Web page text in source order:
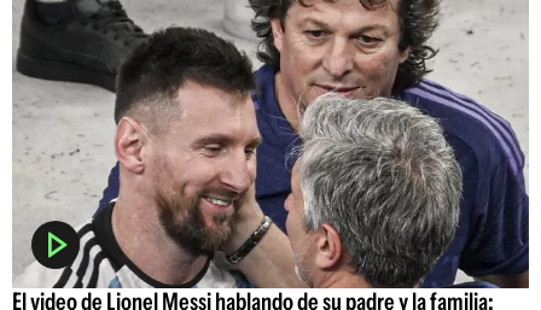
El video de Lionel Messi hablando de su padre y la familia: